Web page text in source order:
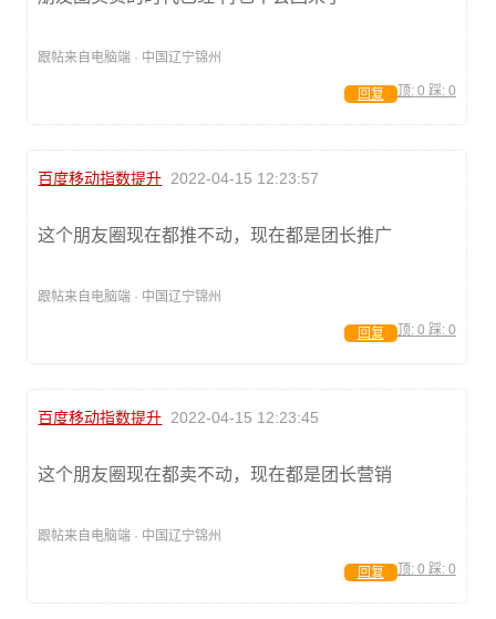
跟帖来自电脑端 · 中国辽宁锦州
顶: 0 踩: 0
回复
百度移动指数提升 2022-04-15 12:23:57
这个朋友圈现在都推不动，现在都是团长推广
跟帖来自电脑端 · 中国辽宁锦州
顶: 0 踩: 0
回复
百度移动指数提升 2022-04-15 12:23:45
这个朋友圈现在都卖不动，现在都是团长营销
跟帖来自电脑端 · 中国辽宁锦州
顶: 0 踩: 0
回复